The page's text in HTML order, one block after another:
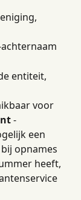
entiteit,
voor
-
een
opnames
heeft,